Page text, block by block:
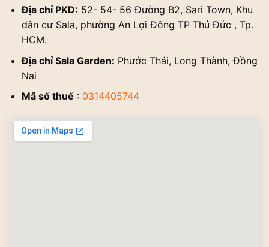
Địa chỉ PKD: 52- 54- 56 Đường B2, Sari Town, Khu
dân cư Sala, phường An Lợi Đông TP Thủ Đức , Tp.
HCM.
Địa chỉ Sala Garden: Phước Thái, Long Thành, Đồng
Nai
Mã số thuế: 0314405744